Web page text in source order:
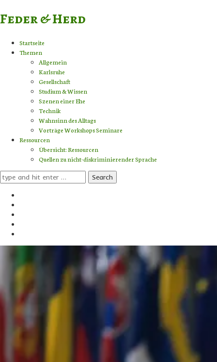
Feder & Herd
Startseite
Themen
Allgemein
Karlsruhe
Gesellschaft
Studium & Wissen
Szenen einer Ehe
Technik
Wahnsinn des Alltags
Vorträge Workshops Seminare
Ressourcen
Übersicht: Ressourcen
Quellen zu nicht-diskriminierender Sprache
Search
for: